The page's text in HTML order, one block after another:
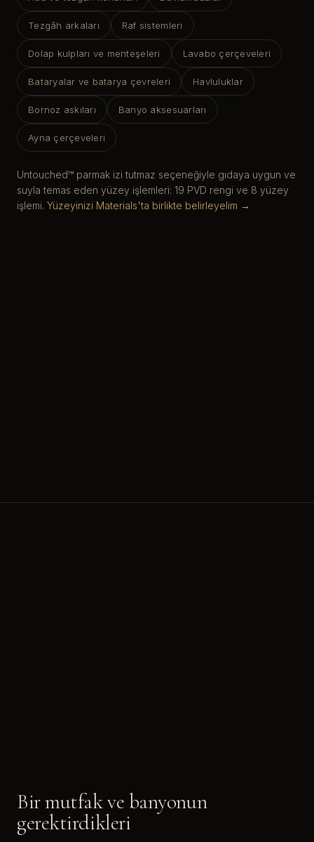
Tezgâh arkaları Raf sistemleri
Dolap kulpları ve menteşeleri Lavabo çerçeveleri
Bataryalar ve batarya çevreleri Havluluklar
Bornoz askıları Banyo aksesuarları
Ayna çerçeveleri
Untouched™ parmak izi tutmaz seçeneğiyle gıdaya uygun ve
suyla temas eden yüzey işlemleri: 19 PVD rengi ve 8 yüzey
işlemi. Yüzeyinizi Materials'ta birlikte belirleyelim →
Bir mutfak ve banyonun
gerektirdikleri